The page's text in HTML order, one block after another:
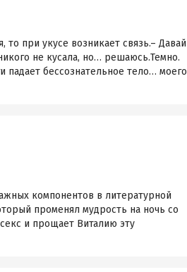
при укусе возникает связь.– Давай
не кусала, но… решаюсь.Темно.
бессознательное тело… моего
компонентов в литературной
променял мудрость на ночь со
и прощает Виталию эту